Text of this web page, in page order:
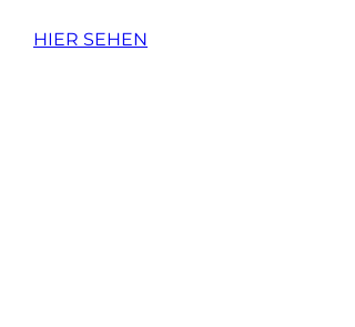
HIER SEHEN